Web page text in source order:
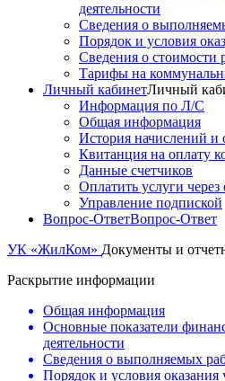
деятельности
Сведения о
Порядок и условия
Сведения о стоимости
Тарифы на
Личный кабинетЛичный
Информация по Л/С
Общая информация
История начислений и
Квитанция на оплату
Данные счетчиков
Оплатить услуги через
Управление подпиской
Вопрос-ОтветВопрос-Ответ
УК «ЖилКом» Документы и
Раскрытие информации
Общая информация
Основные показатели
деятельности
Сведения о выполняемых
Порядок и условия оказания